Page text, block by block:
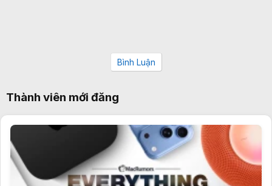
Bình Luận
Thành viên mới đăng